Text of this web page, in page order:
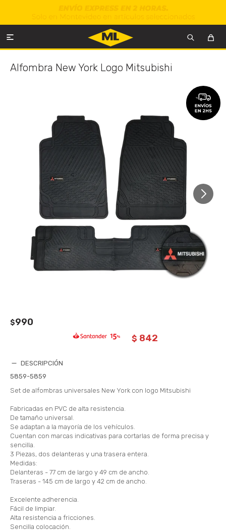

Alfombra New York Logo Mitsubishi
$990
$ 842
DESCRIPCIÓN
5859-5859
Set de alfombras universales New York con logo Mitsubishi
Fabricadas en PVC de alta resistencia.
De tamaño universal.
Se adaptan a la mayoría de los vehículos.
Cuentan con marcas indicativas para cortarlas de forma precisa y
sencilla.
3 Piezas, dos delanteras y una trasera entera.
Medidas:
Delanteras - 77 cm de largo y 49 cm de ancho.
Traseras - 145 cm de largo y 42 cm de ancho.
Excelente adherencia.
Fácil de limpiar.
Alta resistencia a fricciones.
Sencilla colocación.